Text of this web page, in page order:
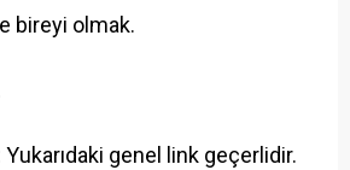
bireyi olmak.
Yukarıdaki genel link geçerlidir.